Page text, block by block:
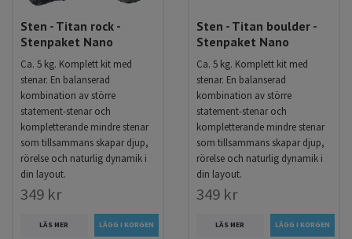
Sten - Titan rock -
Stenpaket Nano
Ca. 5 kg. Komplett kit med
stenar. En balanserad
kombination av större
statement-stenar och
kompletterande mindre stenar
som tillsammans skapar djup,
rörelse och naturlig dynamik i
din layout.
349 kr
LÄS MER
Sten - Titan boulder -
Stenpaket Nano
Ca. 5 kg. Komplett kit med
stenar. En balanserad
kombination av större
statement-stenar och
kompletterande mindre stenar
som tillsammans skapar djup,
rörelse och naturlig dynamik i
din layout.
349 kr
LÄS MER